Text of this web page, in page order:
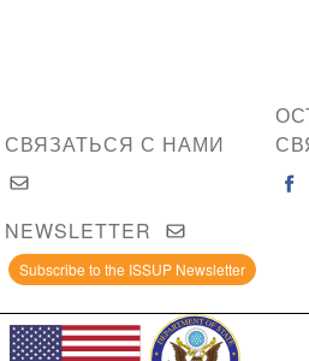
СВЯЗАТЬСЯ С НАМИ
NEWSLETTER
Subscribe to the ISSUP Newsletter